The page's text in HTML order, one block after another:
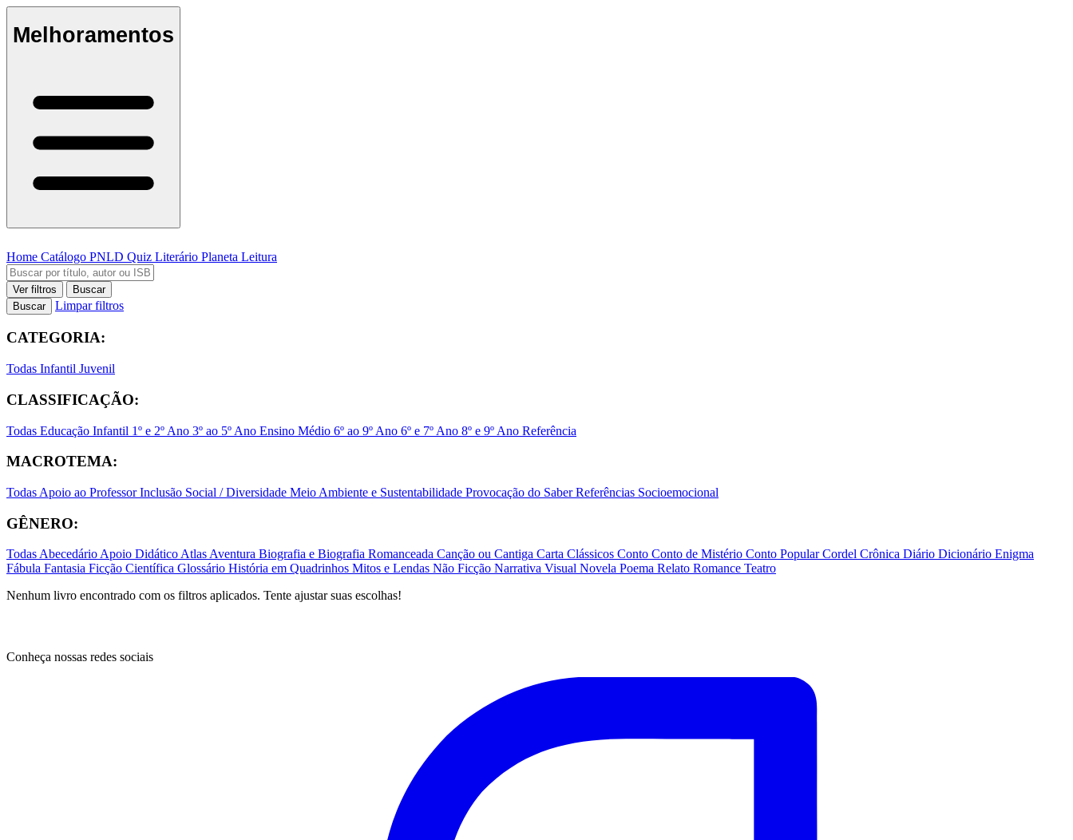
Melhoramentos
Home Catálogo PNLD Quiz Literário Planeta Leitura
Ver filtros
Buscar
Buscar
Limpar filtros
CATEGORIA:
Todas Infantil Juvenil
CLASSIFICAÇÃO:
Todas Educação Infantil 1º e 2º Ano 3º ao 5º Ano Ensino Médio 6º ao 9º Ano 6º e 7º Ano 8º e 9º Ano Referência
MACROTEMA:
Todas Apoio ao ProfessorInclusão Social / Diversidade Meio Ambiente e Sustentabilidade Provocação do SaberReferências Socioemocional
GÊNERO:
TodasAbecedárioApoio DidáticoAtlasAventura Biografia e Biografia Romanceada Canção ou Cantiga Carta Clássicos Conto Conto de Mistério Conto PopularCordel Crônica Diário Dicionário Enigma
Fábula Fantasia Ficção Científica Glossário História em Quadrinhos Mitos e Lendas Não Ficção Narrativa Visual Novela Poema Relato Romance Teatro
Nenhum livro encontrado com os filtros aplicados. Tente ajustar suas escolhas!
Conheça nossas redes sociais